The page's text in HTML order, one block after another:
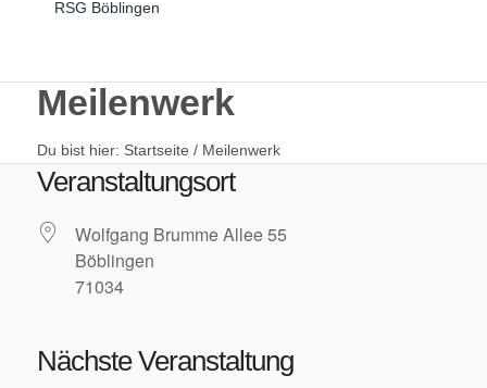
Radsport
Meilenwerk
Du bist hier: Startseite / Meilenwerk
Veranstaltungsort
Wolfgang Brumme Allee 55
Böblingen
71034
Nächste Veranstaltung